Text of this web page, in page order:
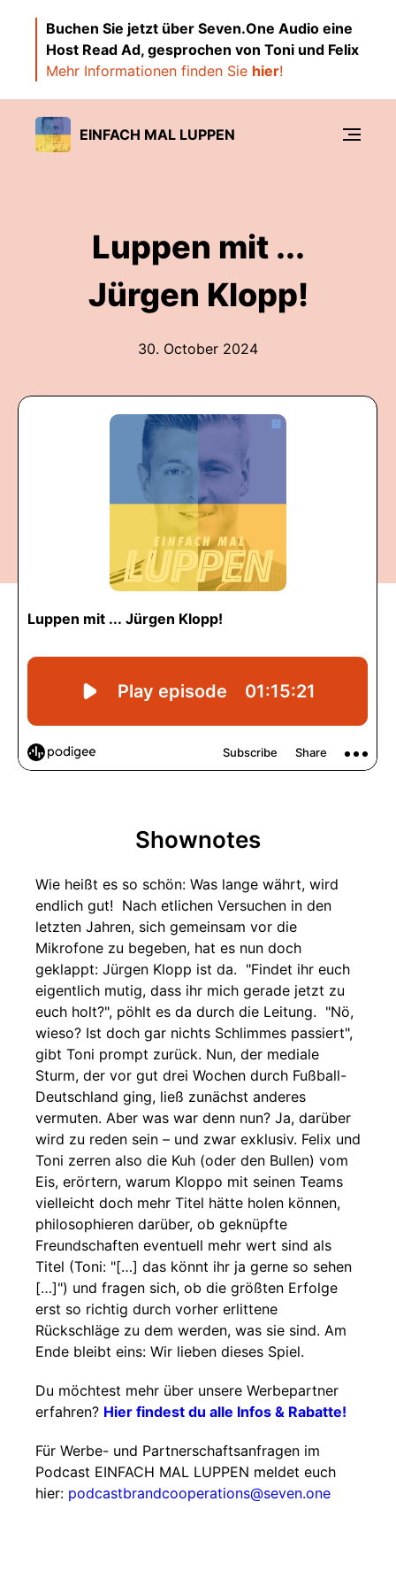
Buchen Sie jetzt über Seven.One Audio eine
Host Read Ad, gesprochen von Toni und Felix
Mehr Informationen finden Sie hier!
EINFACH MAL LUPPEN
Luppen mit ...
Jürgen Klopp!
30. October 2024
Shownotes
Wie heißt es so schön: Was lange währt, wird
endlich gut! Nach etlichen Versuchen in den
letzten Jahren, sich gemeinsam vor die
Mikrofone zu begeben, hat es nun doch
geklappt: Jürgen Klopp ist da. "Findet ihr euch
eigentlich mutig, dass ihr mich gerade jetzt zu
euch holt?", pöhlt es da durch die Leitung. "Nö,
wieso? Ist doch gar nichts Schlimmes passiert",
gibt Toni prompt zurück. Nun, der mediale
Sturm, der vor gut drei Wochen durch Fußball-
Deutschland ging, ließ zunächst anderes
vermuten. Aber was war denn nun? Ja, darüber
wird zu reden sein – und zwar exklusiv. Felix und
Toni zerren also die Kuh (oder den Bullen) vom
Eis, erörtern, warum Kloppo mit seinen Teams
vielleicht doch mehr Titel hätte holen können,
philosophieren darüber, ob geknüpfte
Freundschaften eventuell mehr wert sind als
Titel (Toni: "[…] das könnt ihr ja gerne so sehen
[…]") und fragen sich, ob die größten Erfolge
erst so richtig durch vorher erlittene
Rückschläge zu dem werden, was sie sind. Am
Ende bleibt eins: Wir lieben dieses Spiel.
Du möchtest mehr über unsere Werbepartner
erfahren? Hier findest du alle Infos & Rabatte!
Für Werbe- und Partnerschaftsanfragen im
Podcast EINFACH MAL LUPPEN meldet euch
hier: podcastbrandcooperations@seven.one